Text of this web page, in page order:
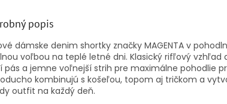
popis
dámske denim shortky značky MAGENTA v
voľbou na teplé letné dni. Klasický rifľový vzhľad
pás a jemne voľnejší strih pre maximálne pohodlie
kombinujú s košeľou, topom aj tričkom a
outfit na každý deň.